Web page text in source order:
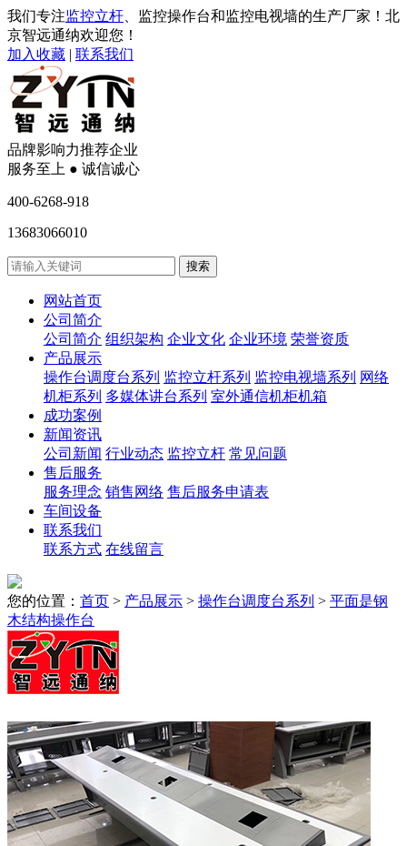
我们专注监控立杆 、监控操作台和监控电视墙的生产厂家！北
京智远通纳欢迎您！
加入收藏 | 联系我们
品牌影响力推荐企业
服务至上 ● 诚信诚心
400-6268-918
13683066010
网站首页
公司简介
公司简介 组织架构 企业文化 企业环境 荣誉资质
产品展示
操作台调度台系列 监控立杆系列 监控电视墙系列 网络
机柜系列 多媒体讲台系列 室外通信机柜机箱
成功案例
新闻资讯
公司新闻 行业动态 监控立杆 常见问题
售后服务
服务理念 销售网络 售后服务申请表
车间设备
联系我们
联系方式 在线留言
您的位置： 首页 > 产品展示 > 操作台调度台系列 > 平面是钢
木结构操作台